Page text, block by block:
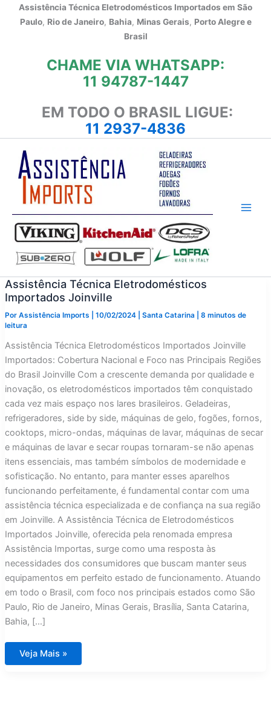
Assistência Técnica Eletrodomésticos Importados em São
Paulo, Rio de Janeiro, Bahia, Minas Gerais, Porto Alegre e
Brasil
CHAME VIA WHATSAPP:
11 94787-1447
EM TODO O BRASIL LIGUE:
11 2937-4836
Assistência Técnica Eletrodomésticos
Importados Joinville
Por Assistência Imports 10/02/2024 Santa Catarina
8 minutos de
leitura
Assistência Técnica Eletrodomésticos Importados Joinville
Importados: Cobertura Nacional e Foco nas Principais Regiões
do Brasil Joinville Com a crescente demanda por qualidade e
inovação, os eletrodomésticos importados têm conquistado
cada vez mais espaço nos lares brasileiros. Geladeiras,
refrigeradores, side by side, máquinas de gelo, fogões, fornos,
cooktops, micro-ondas, máquinas de lavar, máquinas de secar
e máquinas de lavar e secar roupas tornaram-se não apenas
itens essenciais, mas também símbolos de modernidade e
sofisticação. No entanto, para manter esses aparelhos
funcionando perfeitamente, é fundamental contar com uma
assistência técnica especializada e de confiança na sua região
em Joinville. A Assistência Técnica de Eletrodomésticos
Importados Joinville, oferecida pela renomada empresa
Assistência Importas, surge como uma resposta às
necessidades dos consumidores que buscam manter seus
equipamentos em perfeito estado de funcionamento. Atuando
em todo o Brasil, com foco nos principais estados como São
Paulo, Rio de Janeiro, Minas Gerais, Brasília, Santa Catarina,
Bahia, […]
Assistência
Técnica
Veja Mais »